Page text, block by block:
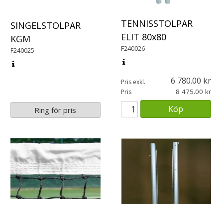
SINGELSTOLPAR
KGM
F240025
Ring för pris
TENNISSTOLPAR
ELIT 80x80
F240026
Pris exkl. 6 780.00
Pris 8 475.00
Köp